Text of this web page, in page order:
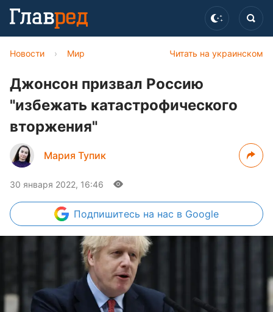
Читать на украинском
Новости › Мир
Джонсон призвал Россию
"избежать катастрофического
вторжения"
Мария Тупик
30 января 2022, 16:46
Подпишитесь на нас в Google